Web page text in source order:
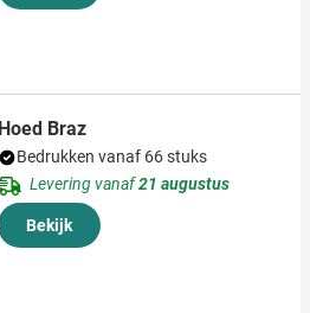
Hoed Braz
Bedrukken vanaf 66 stuks
Levering vanaf21 augustus
Bekijk